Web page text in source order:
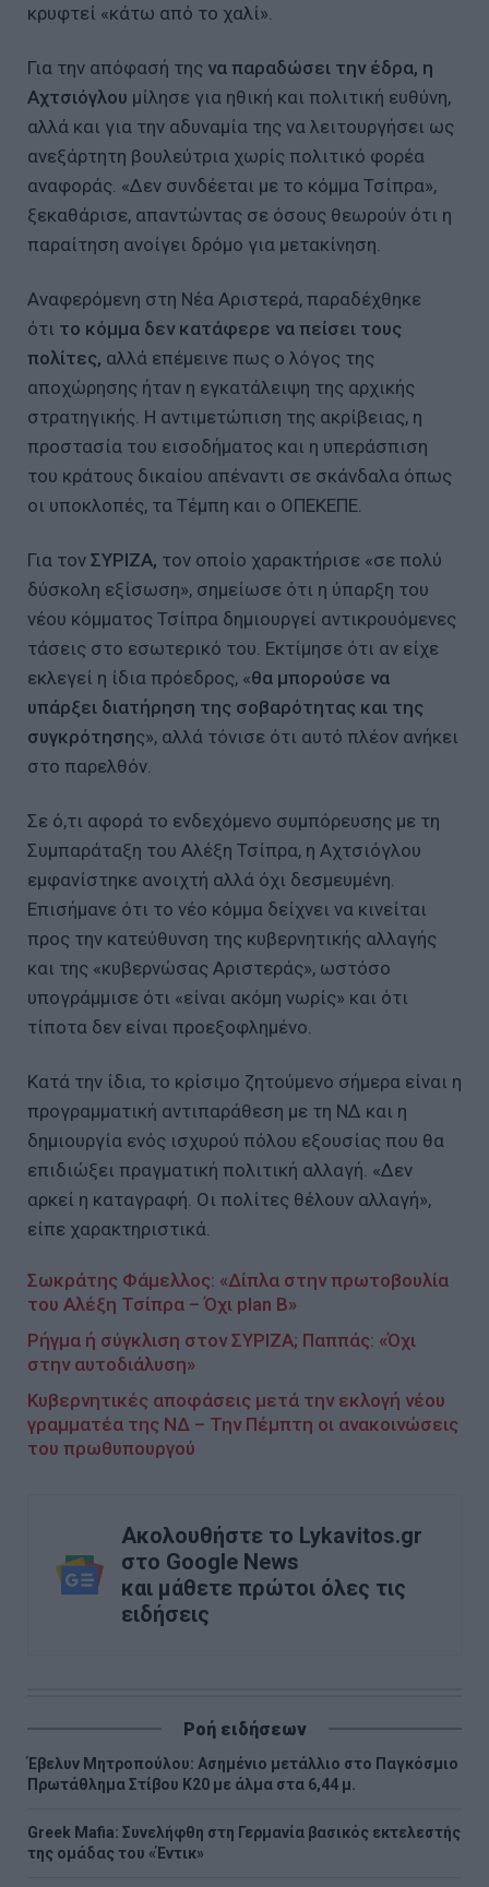
κρυφτεί «κάτω από το χαλί».
Για την απόφασή της να παραδώσει την έδρα, η
Αχτσιόγλου μίλησε για ηθική και πολιτική ευθύνη,
αλλά και για την αδυναμία της να λειτουργήσει ως
ανεξάρτητη βουλεύτρια χωρίς πολιτικό φορέα
αναφοράς. «Δεν συνδέεται με το κόμμα Τσίπρα»,
ξεκαθάρισε, απαντώντας σε όσους θεωρούν ότι η
παραίτηση ανοίγει δρόμο για μετακίνηση.
Αναφερόμενη στη Νέα Αριστερά, παραδέχθηκε
ότι το κόμμα δεν κατάφερε να πείσει τους
πολίτες, αλλά επέμεινε πως ο λόγος της
αποχώρησης ήταν η εγκατάλειψη της αρχικής
στρατηγικής. Η αντιμετώπιση της ακρίβειας, η
προστασία του εισοδήματος και η υπεράσπιση
του κράτους δικαίου απέναντι σε σκάνδαλα όπως
οι υποκλοπές, τα Τέμπη και ο ΟΠΕΚΕΠΕ.
Για τον ΣΥΡΙΖΑ, τον οποίο χαρακτήρισε «σε πολύ
δύσκολη εξίσωση», σημείωσε ότι η ύπαρξη του
νέου κόμματος Τσίπρα δημιουργεί αντικρουόμενες
τάσεις στο εσωτερικό του. Εκτίμησε ότι αν είχε
εκλεγεί η ίδια πρόεδρος, «θα μπορούσε να
υπάρξει διατήρηση της σοβαρότητας και της
συγκρότησης», αλλά τόνισε ότι αυτό πλέον ανήκει
στο παρελθόν.
Σε ό,τι αφορά το ενδεχόμενο συμπόρευσης με τη
Συμπαράταξη του Αλέξη Τσίπρα, η Αχτσιόγλου
εμφανίστηκε ανοιχτή αλλά όχι δεσμευμένη.
Επισήμανε ότι το νέο κόμμα δείχνει να κινείται
προς την κατεύθυνση της κυβερνητικής αλλαγής
και της «κυβερνώσας Αριστεράς», ωστόσο
υπογράμμισε ότι «είναι ακόμη νωρίς» και ότι
τίποτα δεν είναι προεξοφλημένο.
Κατά την ίδια, το κρίσιμο ζητούμενο σήμερα είναι η
προγραμματική αντιπαράθεση με τη ΝΔ και η
δημιουργία ενός ισχυρού πόλου εξουσίας που θα
επιδιώξει πραγματική πολιτική αλλαγή. «Δεν
αρκεί η καταγραφή. Οι πολίτες θέλουν αλλαγή»,
είπε χαρακτηριστικά.
Σωκράτης Φάμελλος: «Δίπλα στην πρωτοβουλία
του Αλέξη Τσίπρα – Όχι plan B»
Ρήγμα ή σύγκλιση στον ΣΥΡΙΖΑ; Παππάς: «Όχι
στην αυτοδιάλυση»
Κυβερνητικές αποφάσεις μετά την εκλογή νέου
γραμματέα της ΝΔ – Την Πέμπτη οι ανακοινώσεις
του πρωθυπουργού
Ακολουθήστε το Lykavitos.gr
στο Google News
και μάθετε πρώτοι όλες τις
ειδήσεις
Ροή ειδήσεων
Έβελυν Μητροπούλου: Ασημένιο μετάλλιο στο Παγκόσμιο
Πρωτάθλημα Στίβου Κ20 με άλμα στα 6,44 μ.
Greek Mafia: Συνελήφθη στη Γερμανία βασικός εκτελεστής
της ομάδας του «Έντικ»